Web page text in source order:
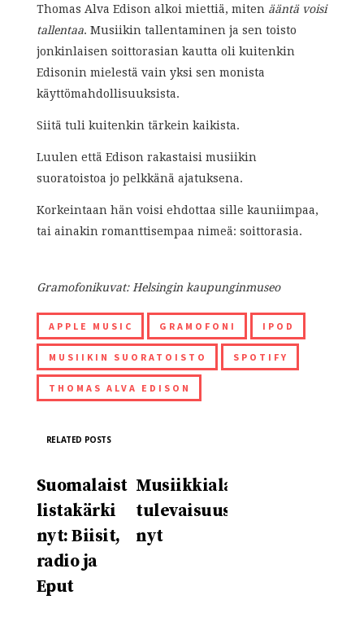
Thomas Alva Edison alkoi miettiä, miten ääntä voisi
tallentaa. Musiikin tallentaminen ja sen toisto
jonkinlaisen soittorasian kautta oli kuitenkin
Edisonin mielestä vain yksi sen monista
käyttömahdollisuuksista.
Siitä tuli kuitenkin tärkein kaikista.
Luulen että Edison rakastaisi musiikin
suoratoistoa jo pelkkänä ajatuksena.
Korkeintaan hän voisi ehdottaa sille kauniimpaa,
tai ainakin romanttisempaa nimeä: soittorasia.
Gramofonikuvat: Helsingin kaupunginmuseo
APPLE MUSIC GRAMOFONI IPOD
MUSIIKIN SUORATOISTO SPOTIFY
THOMAS ALVA EDISON
RELATED POSTS
Suomalaisten
listakärki
nyt: Biisit,
radio ja
Eput
Musiikkialan
tulevaisuus
nyt